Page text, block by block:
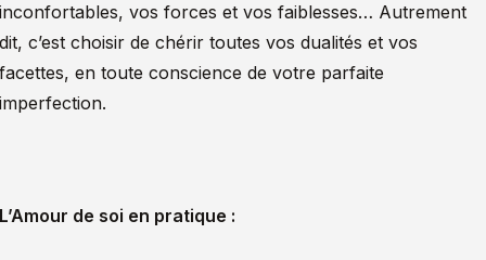
vos forces et vos faiblesses… Autrement
c’est choisir de chérir toutes vos dualités et vos
en toute conscience de votre parfaite
de soi en pratique :